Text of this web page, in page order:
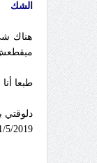
الشك
هناك
طبعا
دلوقتي
5/2019